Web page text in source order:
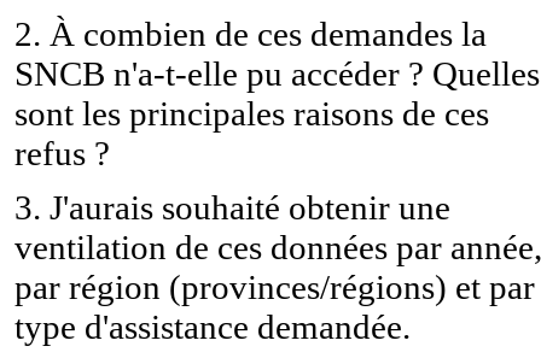
2. À combien de ces demandes la
SNCB n'a-t-elle pu accéder ? Quelles
sont les principales raisons de ces
refus ?
3. J'aurais souhaité obtenir une
ventilation de ces données par année,
par région (provinces/régions) et par
type d'assistance demandée.